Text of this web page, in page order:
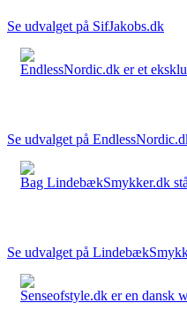
Se udvalget på SifJakobs.dk
EndlessNordic.dk er et
Se udvalget på
Bag LindebækSmykker.dk
Se udvalget på
Senseofstyle.dk er en dansk